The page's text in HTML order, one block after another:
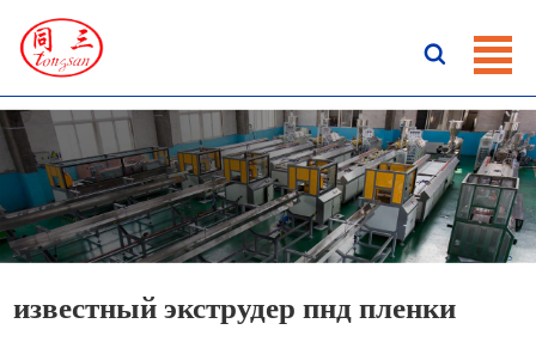

ГЛАВНАЯ
НОВОСТИ
О HАС
известный экструдер пнд пленки